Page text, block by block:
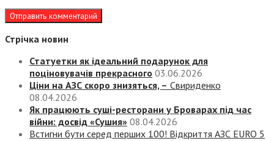
Стрічка новин
Статуетки як ідеальний подарунок для
поціновувачів прекрасного 03.06.2026
Ціни на АЗС скоро знизяться, – Свириденко
08.04.2026
Як працюють суші-ресторани у Броварах під час
війни: досвід «Сушия» 08.04.2026
Встигни бути серед перших 100! Відкриття АЗС EURO 5